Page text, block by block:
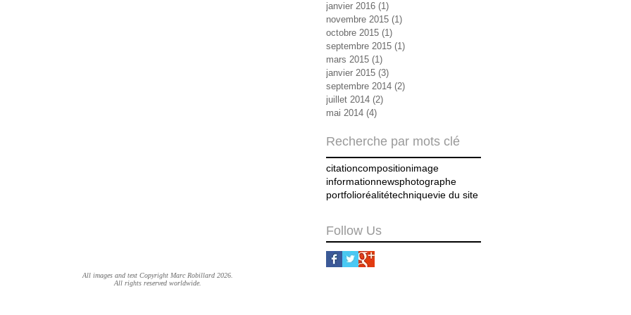
janvier 2016 (1)
novembre 2015 (1)
octobre 2015 (1)
septembre 2015 (1)
mars 2015 (1)
janvier 2015 (3)
septembre 2014 (2)
juillet 2014 (2)
mai 2014 (4)
Recherche par mots clé
citationcompositionimage
informationnewsphotographe
portfolioréalitétechniquevie du site
Follow Us
All images and text Copyright Marc Robillard 2026.
All rights reserved worldwide.